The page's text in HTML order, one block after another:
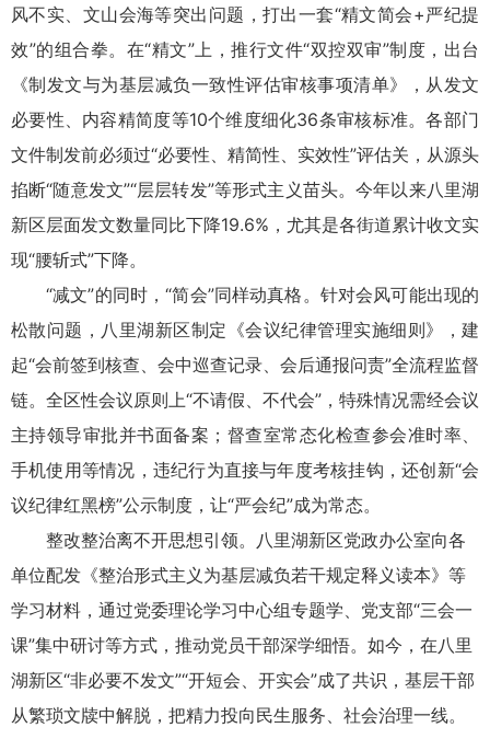
风不实、文山会海等突出问题，打出一套“精文简会+严纪提
效”的组合拳。在“精文”上，推行文件“双控双审”制度，出台
《制发文与为基层减负一致性评估审核事项清单》，从发文
必要性、内容精简度等10个维度细化36条审核标准。各部门
文件制发前必须过“必要性、精简性、实效性”评估关，从源头
掐断“随意发文”“层层转发”等形式主义苗头。今年以来八里湖
新区层面发文数量同比下降19.6%，尤其是各街道累计收文实
现“腰斩式”下降。
“减文”的同时，“简会”同样动真格。针对会风可能出现的
松散问题，八里湖新区制定《会议纪律管理实施细则》，建
起“会前签到核查、会中巡查记录、会后通报问责”全流程监督
链。全区性会议原则上“不请假、不代会”，特殊情况需经会议
主持领导审批并书面备案；督查室常态化检查参会准时率、
手机使用等情况，违纪行为直接与年度考核挂钩，还创新“会
议纪律红黑榜”公示制度，让“严会纪”成为常态。
整改整治离不开思想引领。八里湖新区党政办公室向各
单位配发《整治形式主义为基层减负若干规定释义读本》等
学习材料，通过党委理论学习中心组专题学、党支部“三会一
课”集中研讨等方式，推动党员干部深学细悟。如今，在八里
湖新区“非必要不发文”“开短会、开实会”成了共识，基层干部
从繁琐文牍中解脱，把精力投向民生服务、社会治理一线。